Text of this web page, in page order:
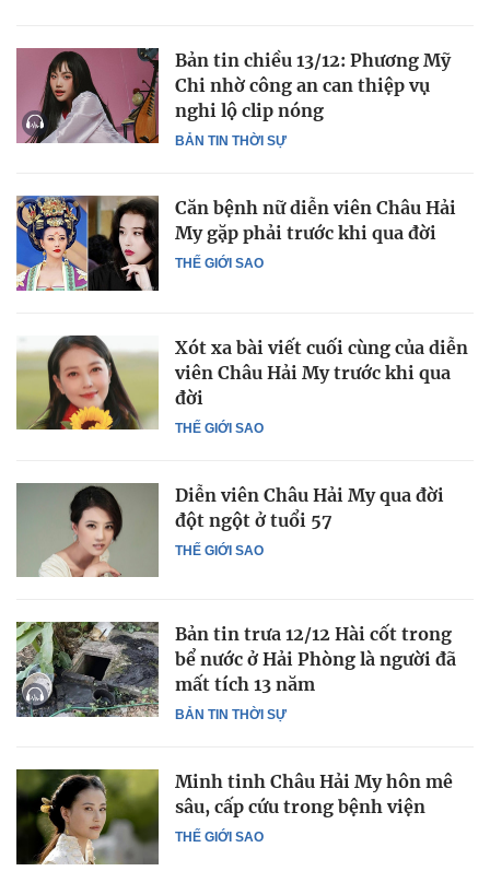
BẢN TIN THỜI SỰ
Bản tin chiều 13/12: Phương Mỹ
Chi nhờ công an can thiệp vụ
nghi lộ clip nóng
THẾ GIỚI SAO
Căn bệnh nữ diễn viên Châu Hải
My gặp phải trước khi qua đời
THẾ GIỚI SAO
Xót xa bài viết cuối cùng của diễn
viên Châu Hải My trước khi qua
đời
THẾ GIỚI SAO
Diễn viên Châu Hải My qua đời
đột ngột ở tuổi 57
BẢN TIN THỜI SỰ
Bản tin trưa 12/12 Hài cốt trong
bể nước ở Hải Phòng là người đã
mất tích 13 năm
THẾ GIỚI SAO
Minh tinh Châu Hải My hôn mê
sâu, cấp cứu trong bệnh viện